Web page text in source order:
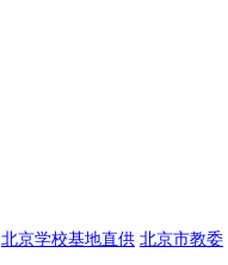
北京学校基地直供 北京市教委